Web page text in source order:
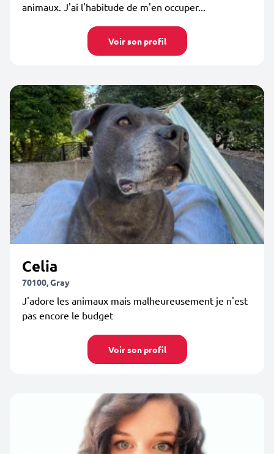
animaux. J'ai l'habitude de m'en occuper...
Voir son profil
Celia
70100, Gray
J'adore les animaux mais malheureusement je n'est
pas encore le budget
Voir son profil